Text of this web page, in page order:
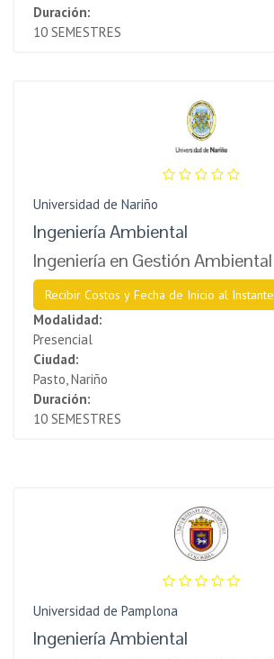
Duración:
10 SEMESTRES
Universidad de Nariño
Ingeniería Ambiental
Ingeniería en Gestión Ambiental
Recibir Costos y Fecha de Inicio al Instante
Modalidad:
Presencial
Ciudad:
Pasto, Nariño
Duración:
10 SEMESTRES
Universidad de Pamplona
Ingeniería Ambiental